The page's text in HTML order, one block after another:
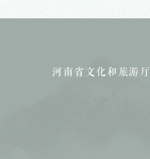
河南省文化和旅游厅